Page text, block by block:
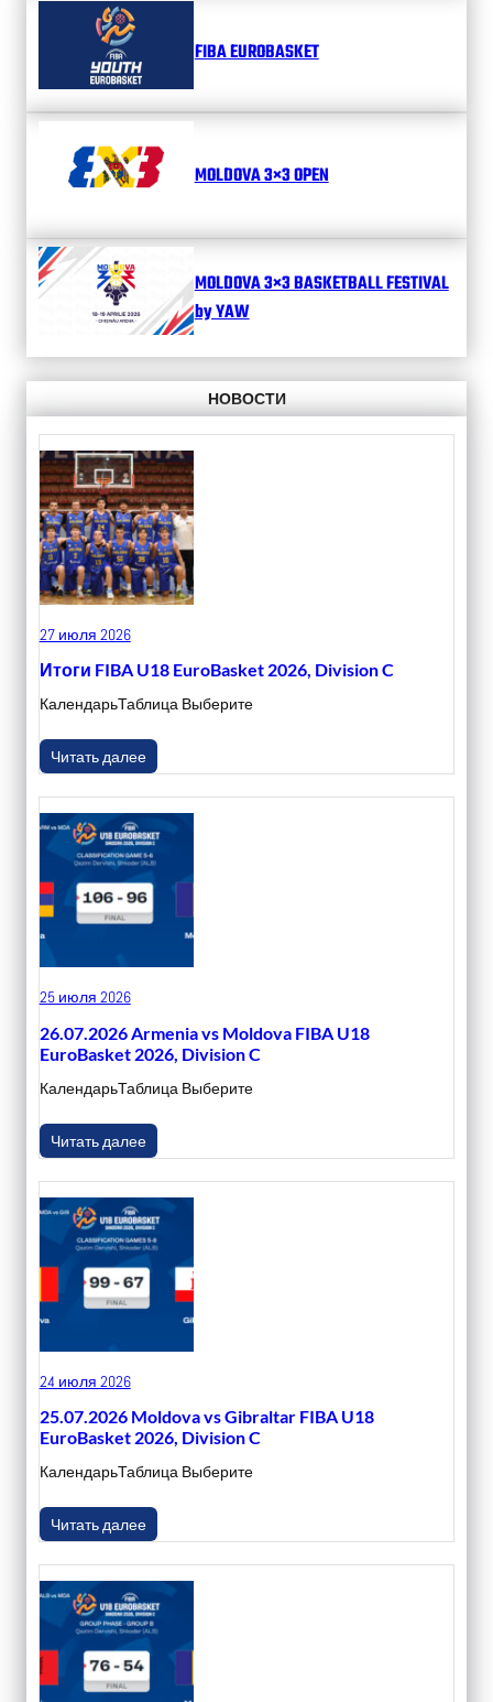
FIBA EUROBASKET
MOLDOVA 3×3 OPEN
MOLDOVA 3×3 BASKETBALL FESTIVAL
by YAW
НОВОСТИ
27 июля 2026
Итоги FIBA U18 EuroBasket 2026, Division C
КалендарьТаблица Выберите
Читать далее
25 июля 2026
26.07.2026 Armenia vs Moldova FIBA U18
EuroBasket 2026, Division C
КалендарьТаблица Выберите
Читать далее
24 июля 2026
25.07.2026 Moldova vs Gibraltar FIBA U18
EuroBasket 2026, Division C
КалендарьТаблица Выберите
Читать далее